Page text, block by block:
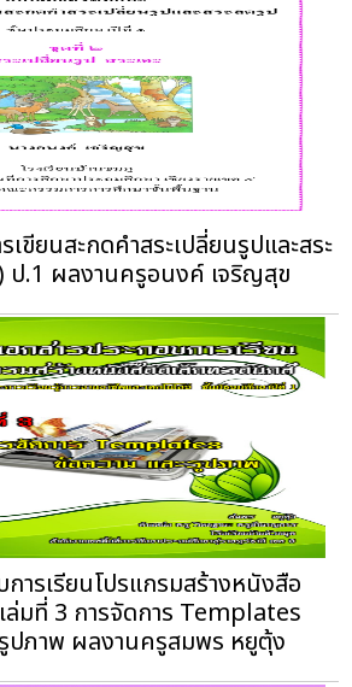
ขียนสะกดคำสระเปลี่ยนรูปและสระ
) ป.1 ผลงานครูอนงค์ เจริญสุข
การเรียนโปรแกรมสร้างหนังสือ
ล่มที่ 3 การจัดการ Templates
ปภาพ ผลงานครูสมพร หยูตุ้ง